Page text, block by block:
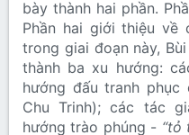
bày thành hai phần.
Phần hai giới thiệu về
trong giai đoạn này,
thành ba xu hướng:
hướng đấu tranh phục
Chu Trinh); các tác
hướng trào phúng - “tỏ